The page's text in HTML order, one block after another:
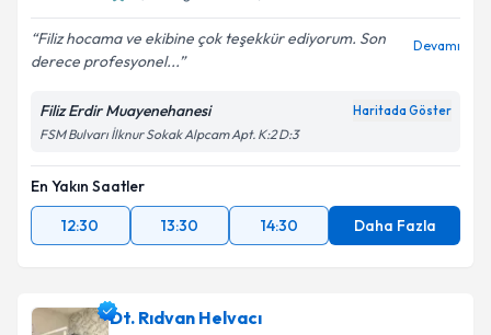
Filiz hocama ve ekibine çok teşekkür ediyorum. Son
derece profesyonel...
Devamı
Filiz Erdir Muayenehanesi Haritada Göster
FSM Bulvarı İlknur Sokak Alpcam Apt. K:2 D:3
En Yakın Saatler
12:30
13:30 14:30 Daha Fazla
Dt. Rıdvan Helvacı